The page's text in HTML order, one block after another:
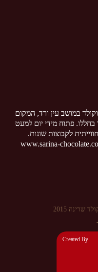
במושב עין ורד, המקום
בחללו. פתוח מידי יום למעט
לקבוצות שונות.
שרינה 2015
Created By